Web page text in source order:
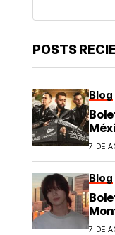
POSTS
Blog
7 DE
Blog
7 DE